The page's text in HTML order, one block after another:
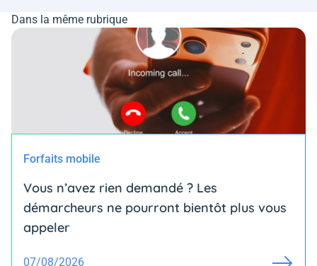
Dans la même rubrique
Forfaits mobile
Vous n’avez rien demandé ? Les
démarcheurs ne pourront bientôt plus vous
appeler
07/08/2026